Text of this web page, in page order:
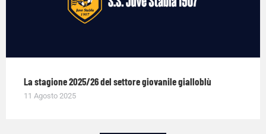
La stagione 2025/26 del settore giovanile gialloblù
11 Agosto 2025